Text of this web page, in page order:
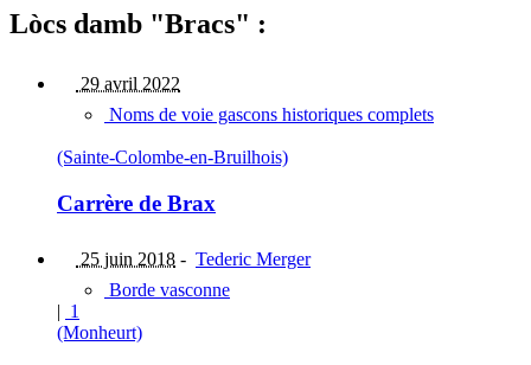
Lòcs damb "Bracs" :
29 avril 2022
Noms de voie gascons historiques complets
(Sainte-Colombe-en-Bruilhois)
Carrère de Brax
25 juin 2018 - Tederic Merger
Borde vasconne
| 1
(Monheurt)